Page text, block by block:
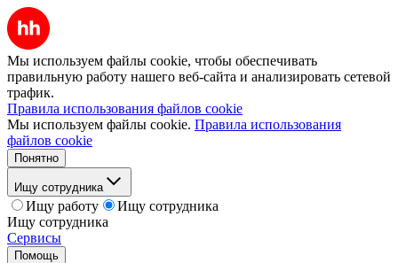
Мы используем файлы cookie, чтобы обеспечивать
правильную работу нашего веб-сайта и анализировать сетевой
трафик.
Правила использования файлов cookie
Мы используем файлы cookie. Правила использования
файлов cookie
Понятно
Ищу сотрудника
Ищу работу
Ищу сотрудника
Ищу сотрудника
Сервисы
Помощь